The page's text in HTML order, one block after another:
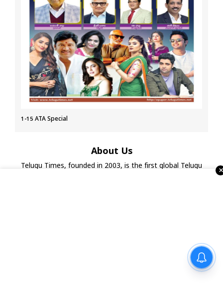
1-15 ATA Special
About Us
Telugu Times, founded in 2003, is the first global Telugu